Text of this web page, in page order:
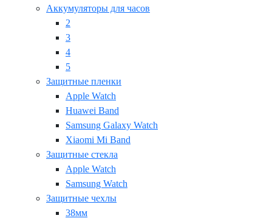
Аккумуляторы для часов
2
3
4
5
Защитные пленки
Apple Watch
Huawei Band
Samsung Galaxy Watch
Xiaomi Mi Band
Защитные стекла
Apple Watch
Samsung Watch
Защитные чехлы
38мм